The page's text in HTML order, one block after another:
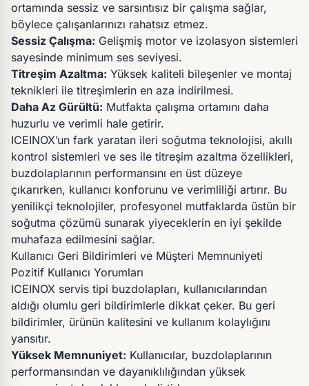
ortamında sessiz ve sarsıntısız bir çalışma sağlar,
böylece çalışanlarınızı rahatsız etmez.
Sessiz Çalışma: Gelişmiş motor ve izolasyon sistemleri
sayesinde minimum ses seviyesi.
Titreşim Azaltma: Yüksek kaliteli bileşenler ve montaj
teknikleri ile titreşimlerin en aza indirilmesi.
Daha Az Gürültü: Mutfakta çalışma ortamını daha
huzurlu ve verimli hale getirir.
ICEINOX’un fark yaratan ileri soğutma teknolojisi, akıllı
kontrol sistemleri ve ses ile titreşim azaltma özellikleri,
buzdolaplarının performansını en üst düzeye
çıkarırken, kullanıcı konforunu ve verimliliği artırır. Bu
yenilikçi teknolojiler, profesyonel mutfaklarda üstün bir
soğutma çözümü sunarak yiyeceklerin en iyi şekilde
muhafaza edilmesini sağlar.
Kullanıcı Geri Bildirimleri ve Müşteri Memnuniyeti
Pozitif Kullanıcı Yorumları
ICEINOX servis tipi buzdolapları, kullanıcılarından
aldığı olumlu geri bildirimlerle dikkat çeker. Bu geri
bildirimler, ürünün kalitesini ve kullanım kolaylığını
yansıtır.
Yüksek Memnuniyet: Kullanıcılar, buzdolaplarının
performansından ve dayanıklılığından yüksek